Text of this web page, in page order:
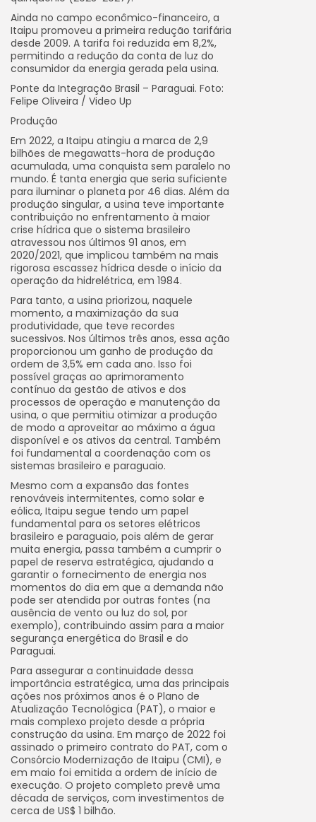
Ainda no campo econômico-financeiro, a
Itaipu promoveu a primeira redução tarifária
desde 2009. A tarifa foi reduzida em 8,2%,
permitindo a redução da conta de luz do
consumidor da energia gerada pela usina.
Ponte da Integração Brasil – Paraguai. Foto:
Felipe Oliveira / Video Up
Produção
Em 2022, a Itaipu atingiu a marca de 2,9
bilhões de megawatts-hora de produção
acumulada, uma conquista sem paralelo no
mundo. É tanta energia que seria suficiente
para iluminar o planeta por 46 dias. Além da
produção singular, a usina teve importante
contribuição no enfrentamento à maior
crise hídrica que o sistema brasileiro
atravessou nos últimos 91 anos, em
2020/2021, que implicou também na mais
rigorosa escassez hídrica desde o início da
operação da hidrelétrica, em 1984.
Para tanto, a usina priorizou, naquele
momento, a maximização da sua
produtividade, que teve recordes
sucessivos. Nos últimos três anos, essa ação
proporcionou um ganho de produção da
ordem de 3,5% em cada ano. Isso foi
possível graças ao aprimoramento
contínuo da gestão de ativos e dos
processos de operação e manutenção da
usina, o que permitiu otimizar a produção
de modo a aproveitar ao máximo a água
disponível e os ativos da central. Também
foi fundamental a coordenação com os
sistemas brasileiro e paraguaio.
Mesmo com a expansão das fontes
renováveis intermitentes, como solar e
eólica, Itaipu segue tendo um papel
fundamental para os setores elétricos
brasileiro e paraguaio, pois além de gerar
muita energia, passa também a cumprir o
papel de reserva estratégica, ajudando a
garantir o fornecimento de energia nos
momentos do dia em que a demanda não
pode ser atendida por outras fontes (na
ausência de vento ou luz do sol, por
exemplo), contribuindo assim para a maior
segurança energética do Brasil e do
Paraguai.
Para assegurar a continuidade dessa
importância estratégica, uma das principais
ações nos próximos anos é o Plano de
Atualização Tecnológica (PAT), o maior e
mais complexo projeto desde a própria
construção da usina. Em março de 2022 foi
assinado o primeiro contrato do PAT, com o
Consórcio Modernização de Itaipu (CMI), e
em maio foi emitida a ordem de início de
execução. O projeto completo prevê uma
década de serviços, com investimentos de
cerca de US$ 1 bilhão.